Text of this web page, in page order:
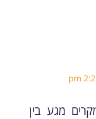
2:25
מגע בין